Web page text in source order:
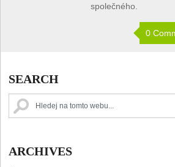
společného.
0
SEARCH
ARCHIVES